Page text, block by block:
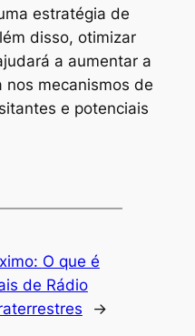
estratégia de
disso, otimizar
a aumentar a
mecanismos de
e potenciais
O que é
de Rádio
→